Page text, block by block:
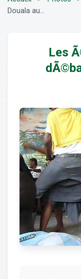
Douala au...
Les